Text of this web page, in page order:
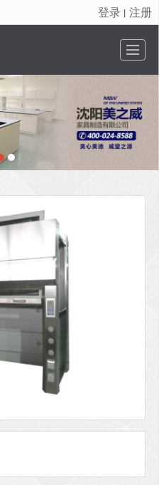
很遗憾，因您的浏览器版本过低导致无法获得最佳浏览体验，推荐下载安装谷歌浏览器！
登录 丨 注册
工程案例 联系我们